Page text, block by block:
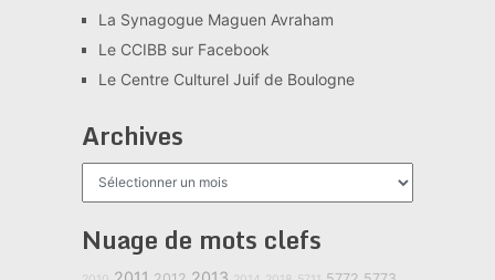
La Synagogue Maguen Avraham
Le CCIBB sur Facebook
Le Centre Culturel Juif de Boulogne
Archives
Archives
Nuage de mots clefs